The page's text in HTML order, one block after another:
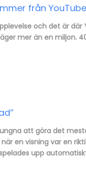
från
och det är där
mer än en miljon.
att göra det
en visning var en
upp